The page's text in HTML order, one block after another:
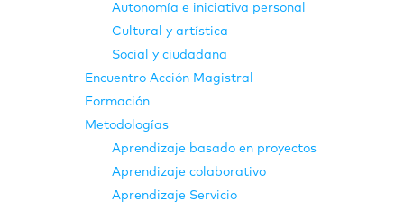
Autonomía e iniciativa personal
Cultural y artística
Social y ciudadana
Encuentro Acción Magistral
Formación
Metodologías
Aprendizaje basado en proyectos
Aprendizaje colaborativo
Aprendizaje Servicio